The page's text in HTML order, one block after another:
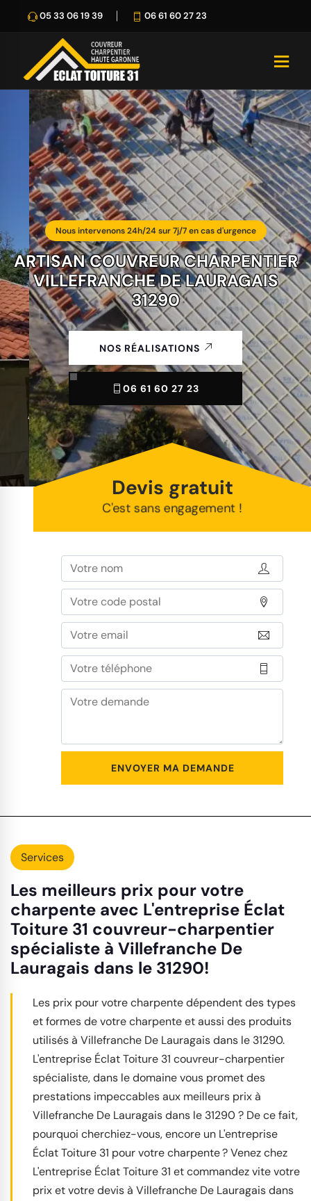
05 33 06 19 39 06 61 60 27 23
Nous intervenons 24h/24 sur 7j/7 en cas d'urgence
ARTISAN COUVREUR CHARPENTIER
VILLEFRANCHE DE LAURAGAIS
31290
NOS RÉALISATIONS
06 61 60 27 23
Devis gratuit
C'est sans engagement !
Services
Les meilleurs prix pour votre
charpente avec L'entreprise Éclat
Toiture 31 couvreur-charpentier
spécialiste à Villefranche De
Lauragais dans le 31290!
Les prix pour votre charpente dépendent des types
et formes de votre charpente et aussi des produits
utilisés à Villefranche De Lauragais dans le 31290.
L'entreprise Éclat Toiture 31 couvreur-charpentier
spécialiste, dans le domaine vous promet des
prestations impeccables aux meilleurs prix à
Villefranche De Lauragais dans le 31290 ? De ce fait,
pourquoi cherchiez-vous, encore un L'entreprise
Éclat Toiture 31 pour votre charpente ? Venez chez
L'entreprise Éclat Toiture 31 et commandez vite votre
prix et votre devis à Villefranche De Lauragais dans